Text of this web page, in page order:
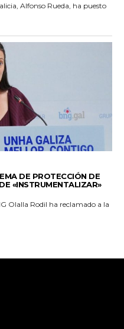
Alfonso Rueda, ha puesto
DE PROTECCIÓN DE
«INSTRUMENTALIZAR»
Olalla Rodil ha reclamado a la